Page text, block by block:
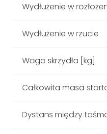
Wydłużenie w
Wydłużenie w rzucie
Waga skrzydła [kg]
Całkowita masa
Dystans między